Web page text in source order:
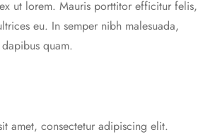
ut lorem. Mauris porttitor efficitur felis,
eu. In semper nibh malesuada,
quam.
amet, consectetur adipiscing elit.